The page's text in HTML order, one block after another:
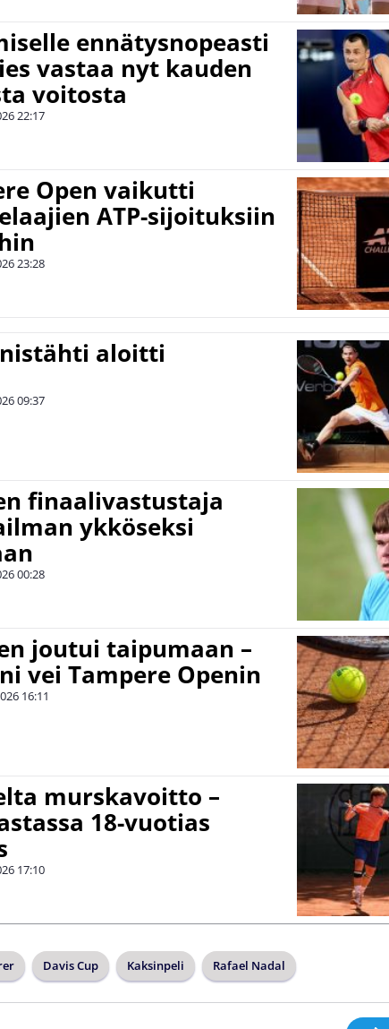
ennätysnopeasti
vastaa nyt kauden
voitosta
22:17
Open vaikutti
ATP-sijoituksiin
23:28
aloitti
09:37
finaalivastustaja
ykköseksi
00:28
joutui taipumaan –
vei Tampere Openin
16:11
murskavoitto –
18-vuotias
17:10
Davis Cup Kaksinpeli Rafael Nadal